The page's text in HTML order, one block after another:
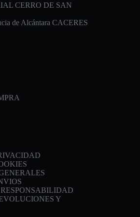
CERRO DE SAN
de Alcántara CACERES
Y